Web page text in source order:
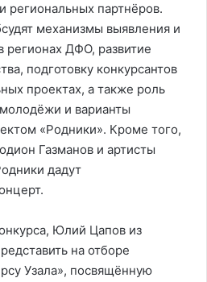
региональных партнёров.
механизмы выявления и
регионах ДФО, развитие
подготовку конкурсантов
проектах, а также роль
и варианты
«Родники». Кроме того,
Газманов и артисты
дадут
Юлий Цапов из
на отборе
Узала», посвящённую